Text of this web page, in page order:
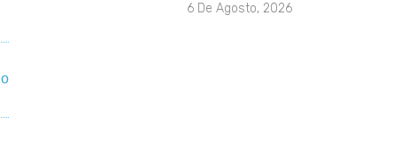
6 De Agosto, 2026